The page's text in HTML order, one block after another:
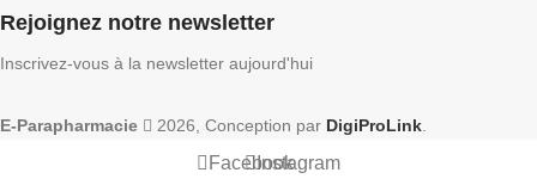
Rejoignez notre newsletter
Inscrivez-vous à la newsletter aujourd'hui
E-Parapharmacie 2026, Conception par DigiProLink
FacebookInstagram